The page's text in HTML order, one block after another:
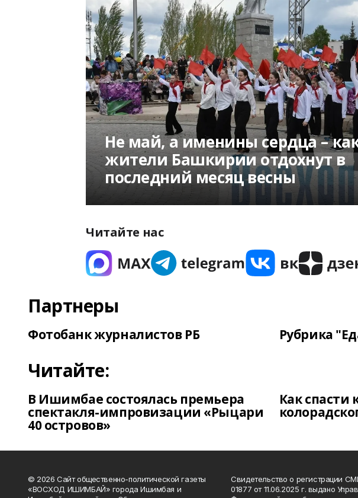
Не май, а именины сердца –
жители Башкирии отдохнут в
последний месяц весны
Читайте нас
Партнеры
Фотобанк журналистов РБ Рубрика
Читайте:
В Ишимбае состоялась премьера
спектакля-импровизации «Рыцари
40 островов»
Как спасти
© 2026 Сайт общественно-политической газеты
«ВОСХОД ИШИМБАЙ» города Ишимбая и
Свидетельство о регистрации
01877 от 11.06.2025 г. выдано